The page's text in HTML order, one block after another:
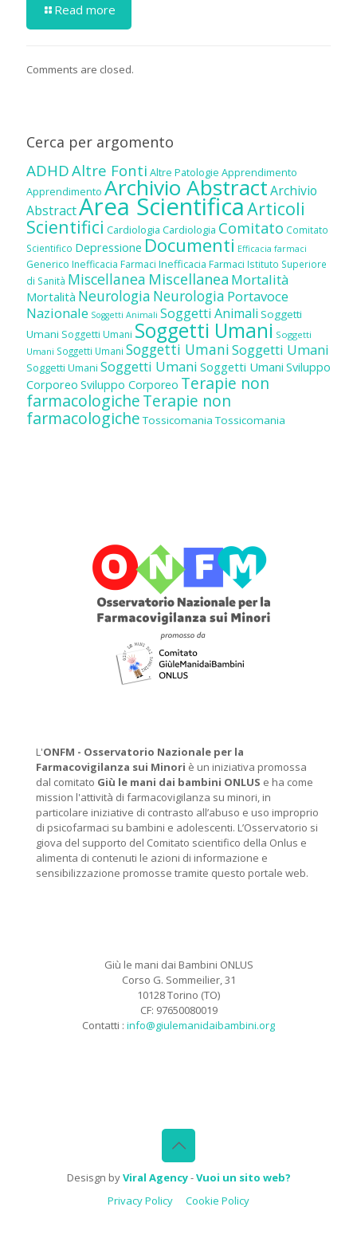
Read more
Comments are closed.
Cerca per argomento
ADHDAltre Fonti Altre Patologie Apprendimento
Apprendimento Archivio AbstractArchivio
AbstractArea ScientificaArticoli
Scientifici Cardiologia Cardiologia Comitato Comitato
Scientifico Depressione Documenti Efficacia farmaci
Generico Inefficacia Farmaci Inefficacia Farmaci Istituto Superiore
di Sanità Miscellanea Miscellanea Mortalità
Mortalità Neurologia Neurologia Portavoce
Nazionale Soggetti Animali Soggetti Animali Soggetti
Umani Soggetti Umani Soggetti Umani Soggetti
Umani Soggetti Umani Soggetti UmaniSoggetti Umani
Soggetti Umani Soggetti Umani Soggetti Umani Sviluppo
Corporeo Sviluppo Corporeo Terapie non
farmacologicheTerapie non
farmacologiche Tossicomania Tossicomania
L'ONFM - Osservatorio Nazionale per la
Farmacovigilanza sui Minori è un iniziativa promossa
dal comitato Giù le mani dai bambini ONLUS e ha come
mission l'attività di farmacovigilanza su minori, in
particolare iniziative di contrasto all’abuso e uso improprio
di psicofarmaci su bambini e adolescenti. L’Osservatorio si
giova del supporto del Comitato scientifico della Onlus e
alimenta di contenuti le azioni di informazione e
sensibilizzazione promosse tramite questo portale web.
Giù le mani dai Bambini ONLUS
Corso G. Sommeilier, 31
10128 Torino (TO)
CF: 97650080019
Contatti : info@giulemanidaibambini.org
Desisgn byViral Agency-Vuoi un sito web?
Privacy Policy
Cookie Policy